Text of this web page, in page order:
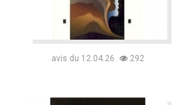
avis du 12.04.26 292